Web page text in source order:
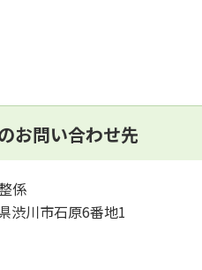
お問い合わせ先
係
渋川市石原6番地1